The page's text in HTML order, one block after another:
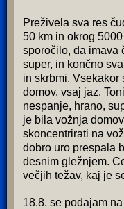
Preživela sva res
50 km in okrog
sporočilo, da imava
super, in končno
in skrbmi. Vsekakor
domov, vsaj jaz,
nespanje, hrano,
je bila vožnja
skoncentrirati na
dobro uro prespala
desnim gležnjem.
večjih težav, kaj je
18.8. se podajam